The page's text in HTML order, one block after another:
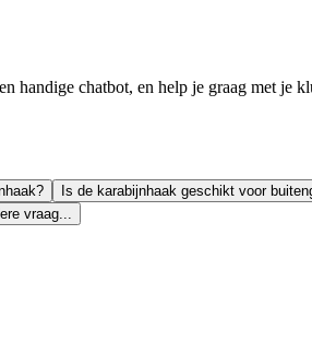
handige chatbot, en help je graag met je
Is de karabijnhaak geschikt voor
vraag...